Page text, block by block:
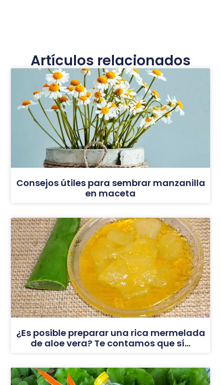
Artículos relacionados
Consejos útiles para sembrar manzanilla
en maceta
¿Es posible preparar una rica mermelada
de aloe vera? Te contamos que sí…